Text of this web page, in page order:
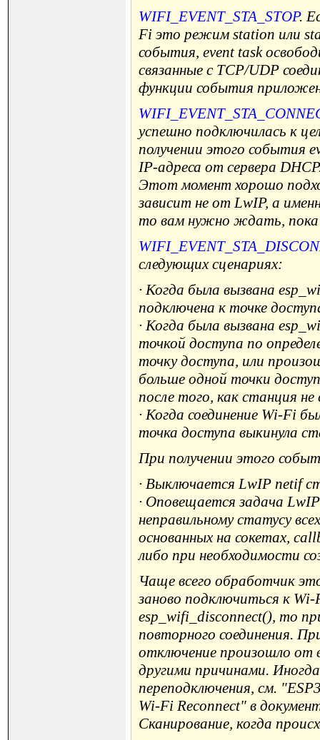
WIFI_EVENT_STA_STOP.
Fi это режим station или
события, event task
связанные с TCP/UDP
функции события
успешно подключилась к
получении этого события
IP-адреса от сервера
Этот момент хорошо
зависит не от LwIP, а
то вам нужно ждать, пока
следующих сценариях:
· Когда была вызвана
подключена к точке
· Когда была вызвана
точкой доступа по
точку доступа, или
больше одной точки
после того, как станция
· Когда соединение Wi-Fi
точка доступа выкинула
При получении этого
· Выключается LwIP netif
· Оповещается задача
неправильному статусу
основанных на сокетах,
либо при необходимости
Чаще всего обработчик
заново подключиться к
esp_wifi_disconnect(), то
повторного соединения.
отключение произошло от
другими причинами.
переподключения, см.
Wi-Fi Reconnect" в
Сканирование, когда